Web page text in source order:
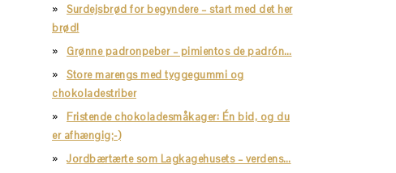
Surdejsbrød for begyndere – start med det her
brød!
Grønne padronpeber – pimientos de padrón…
Store marengs med tyggegummi og
chokoladestriber
Fristende chokoladesmåkager: Én bid, og du
er afhængig;-)
Jordbærtærte som Lagkagehusets – verdens…